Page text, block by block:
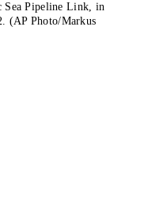
Sea Pipeline Link, in
(AP Photo/Markus